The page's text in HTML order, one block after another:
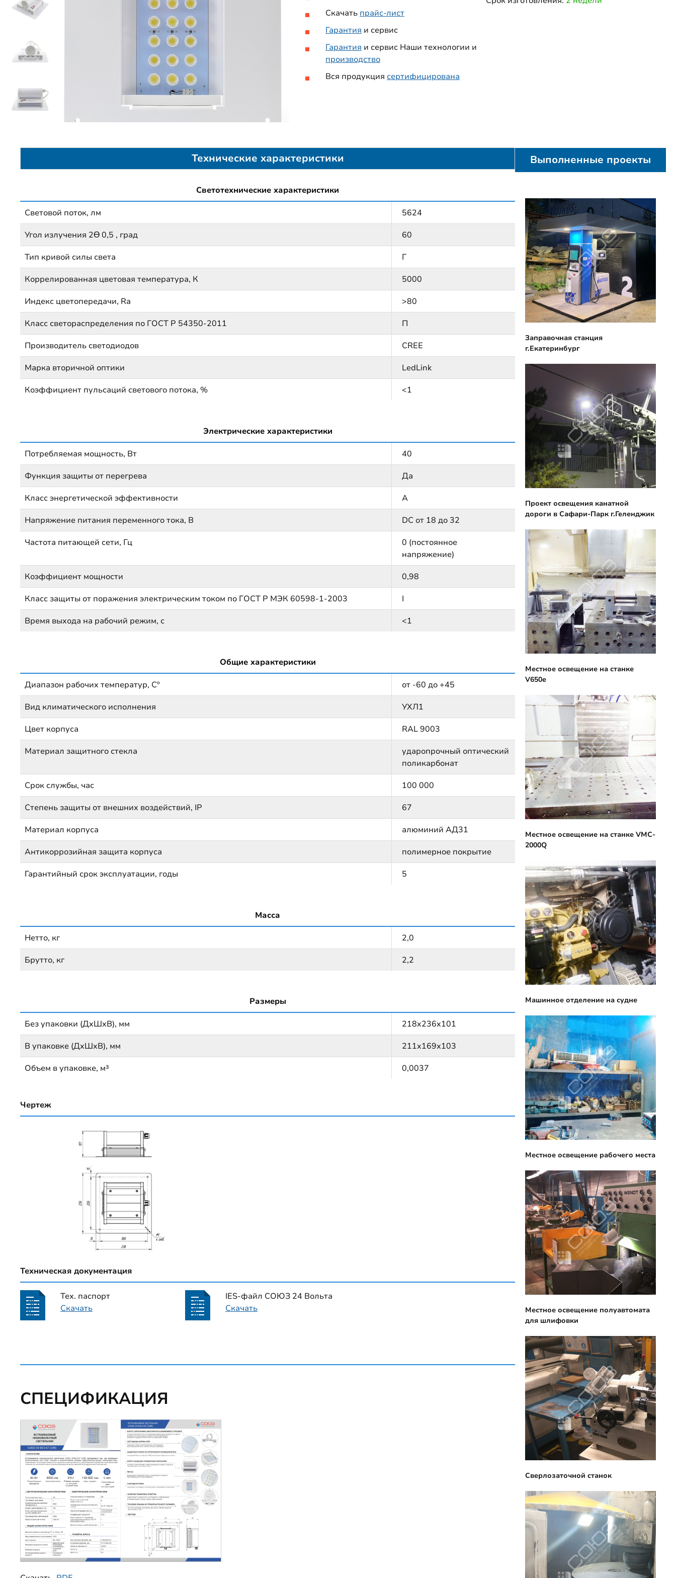
Скачать прайс-лист
Гарантия и сервис
Гарантия и сервис Наши технологии и
производство
Вся продукция сертифицирована
Технические характеристики
Светотехнические характеристики
Световой поток, лм
5624
Угол излучения 2Ɵ 0,5 , град
60
Тип кривой силы света
Г
Коррелированная цветовая температура, К
5000
Индекс цветопередачи, Ra
>80
Класс светораспределения по ГОСТ Р 54350-2011
П
Производитель светодиодов
CREE
Марка вторичной оптики
LedLink
Коэффициент пульсаций светового потока, %
<1
Электрические характеристики
Потребляемая мощность, Вт
40
Функция защиты от перегрева
Да
Класс энергетической эффективности
А
Напряжение питания переменного тока, В
DC от 18 до 32
Частота питающей сети, Гц
0 (постоянное
напряжение)
Коэффициент мощности
0,98
Класс защиты от поражения электрическим током по ГОСТ Р МЭК 60598-1-2003
I
Время выхода на рабочий режим, с
<1
Общие характеристики
Диапазон рабочих температур, Сº
от -60 до +45
Вид климатического исполнения
УХЛ1
Цвет корпуса
RAL 9003
Материал защитного стекла
ударопрочный оптический
поликарбонат
Срок службы, час
100 000
Степень защиты от внешних воздействий, IP
67
Материал корпуса
алюминий АД31
Антикоррозийная защита корпуса
полимерное покрытие
Гарантийный срок эксплуатации, годы
5
Масса
Нетто, кг
2,0
Брутто, кг
2,2
Размеры
Без упаковки (ДхШхВ), мм
218x236x101
В упаковке (ДхШхВ), мм
211х169х103
Объем в упаковке, м³
0,0037
Чертеж
Техническая документация
Тех. паспорт
Скачать
IES-файл СОЮЗ 24 Вольта
Скачать
СПЕЦИФИКАЦИЯ
Выполненные проекты
Заправочная станция
г.Екатеринбург
Проект освещения канатной
дороги в Сафари-Парк г.Геленджик
Местное освещение на станке
V650e
Местное освещение на станке VMC-
2000Q
Машинное отделение на судне
Местное освещение рабочего места
Местное освещение полуавтомата
для шлифовки
Сверлозаточной станок